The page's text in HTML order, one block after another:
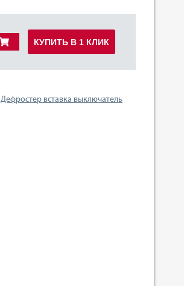
КУПИТЬ В 1 КЛИК
Дефростер вставка выключатель